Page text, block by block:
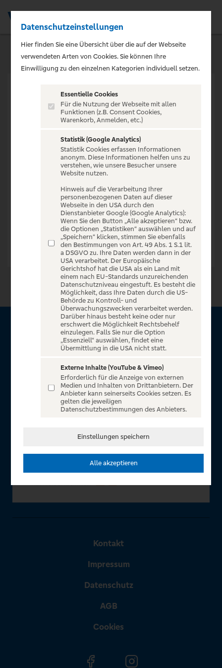
VERANSTALTUNG NICHT
GEFUNDEN
Zur Startseite
Über VR Entertain
für alle Kunden der Volksbanken Raiffeisenbanken. Auf
unserem einzigartigen Portal finden Sie Tickets für
atemberaubende Konzerte, Musicals und Shows, die
Fußball-Bundesliga sowie die Champions League und die
In Zusammenarbeit mit
Kontakt
Impressum
Datenschutz
AGB
Cookies
Datenschutzeinstellungen
Hier finden Sie eine Übersicht über die auf der Webseite
verwendeten Arten von Cookies. Sie können Ihre
Einwilligung zu den einzelnen Kategorien individuell setzen.
Essentielle Cookies
Für die Nutzung der Webseite mit allen
Funktionen (z.B. Consent Cookies,
Warenkorb, Anmelden, etc.)
Statistik (Google Analytics)
Statistik Cookies erfassen Informationen
anonym. Diese Informationen helfen uns zu
verstehen, wie unsere Besucher unsere
Website nutzen.
Hinweis auf die Verarbeitung Ihrer
personenbezogenen Daten auf dieser
Webseite in den USA durch den
Dienstanbieter Google (Google Analytics):
Wenn Sie den Button „Alle akzeptieren“ bzw.
die Optionen „Statistiken“ auswählen und auf
„Speichern“ klicken, stimmen Sie ebenfalls
den Bestimmungen von Art. 49 Abs. 1 S.1 lit.
a DSGVO zu. Ihre Daten werden dann in der
USA verarbeitet. Der Europäische
Gerichtshof hat die USA als ein Land mit
einem nach EU-Standards unzureichenden
Datenschutzniveau eingestuft. Es besteht die
Möglichkeit, dass Ihre Daten durch die US-
Behörde zu Kontroll- und
Überwachungszwecken verarbeitet werden.
Darüber hinaus besteht keine oder nur
erschwert die Möglichkeit Rechtsbehelf
einzulegen. Falls Sie nur die Option
„Essenziell“ auswählen, findet eine
Übermittlung in die USA nicht statt.
Externe Inhalte (YouTube & Vimeo)
Erforderlich für die Anzeige von externen
Medien und Inhalten von Drittanbietern. Der
Anbieter kann seinerseits Cookies setzen. Es
gelten die jeweiligen
Datenschutzbestimmungen des Anbieters.
Einstellungen speichern
Alle akzeptieren